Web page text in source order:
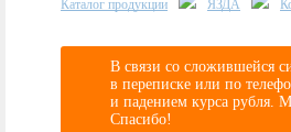
Каталог продукции ЯЗДА
В связи со сложившейся
в переписке или по
и падением курса рубля.
Спасибо!